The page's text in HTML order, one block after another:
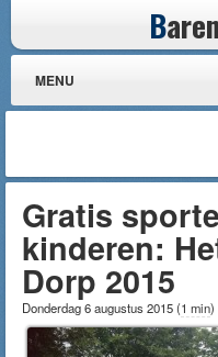
B
MENU
Gratis
kinderen:
Dorp 2015
Donderdag 6 augustus 2015(1 min)